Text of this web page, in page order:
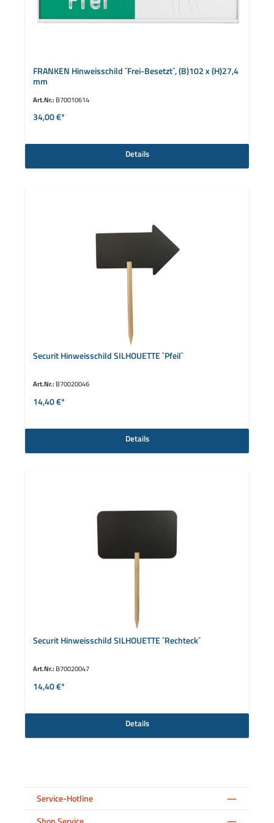
FRANKEN Hinweisschild ´Frei-Besetzt´, (B)102 x (H)27,4
mm
Art.Nr.: B70010614
34,00 €*
Details
Securit Hinweisschild SILHOUETTE `Pfeil`
Art.Nr.: B70020046
14,40 €*
Details
Securit Hinweisschild SILHOUETTE ´Rechteck´
Art.Nr.: B70020047
14,40 €*
Details
Service-Hotline